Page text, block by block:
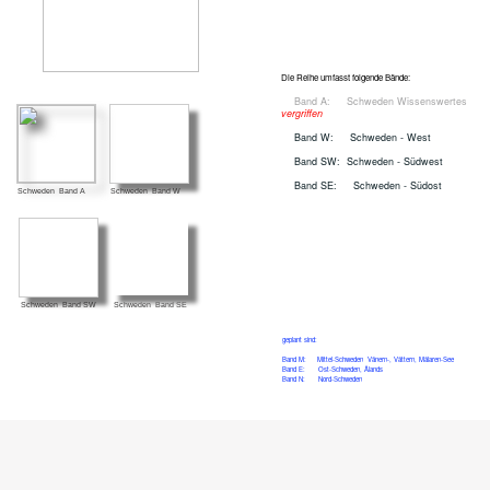
Schweden Band A Schweden Band W
Die Reihe umfasst folgende Bände:
Band A: Schweden Wissenswertes
vergriffen
Band W: Schweden - West
Band SW: Schweden - Südwest
Band SE: Schweden - Südost
Schweden Band SW Schweden Band SE
geplant sind:
Band M: Mittel-Schweden Vänern-, Vättern, Mälaren-See
Band E: Ost-Schweden, Ålands
Band N: Nord-Schweden